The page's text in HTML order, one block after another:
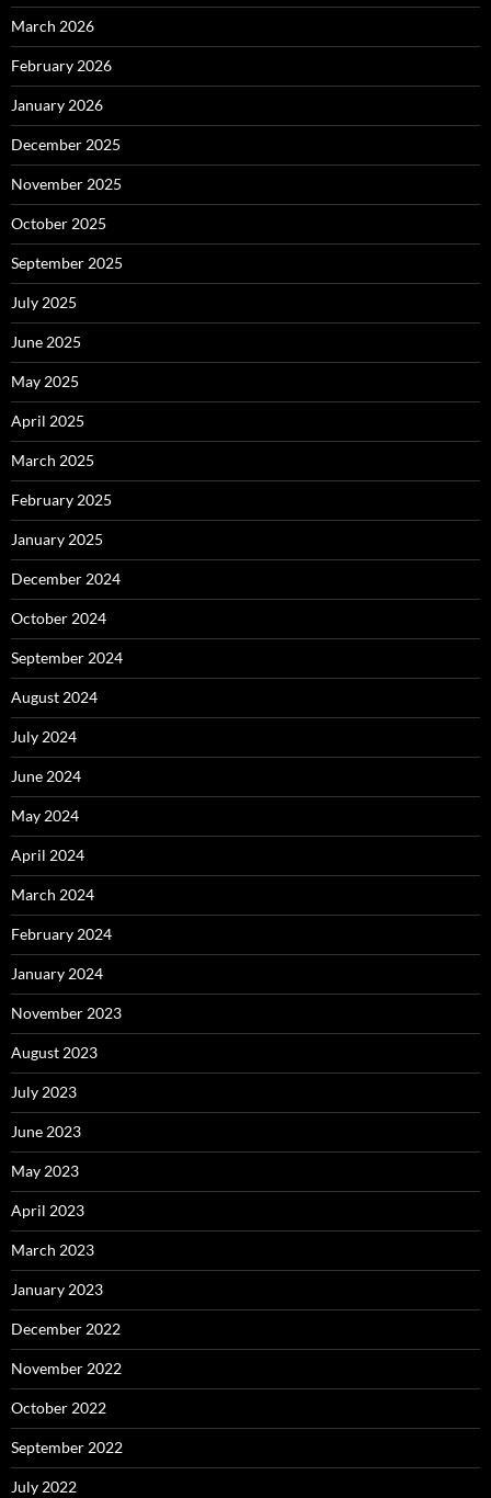
March 2026
February 2026
January 2026
December 2025
November 2025
October 2025
September 2025
July 2025
June 2025
May 2025
April 2025
March 2025
February 2025
January 2025
December 2024
October 2024
September 2024
August 2024
July 2024
June 2024
May 2024
April 2024
March 2024
February 2024
January 2024
November 2023
August 2023
July 2023
June 2023
May 2023
April 2023
March 2023
January 2023
December 2022
November 2022
October 2022
September 2022
July 2022